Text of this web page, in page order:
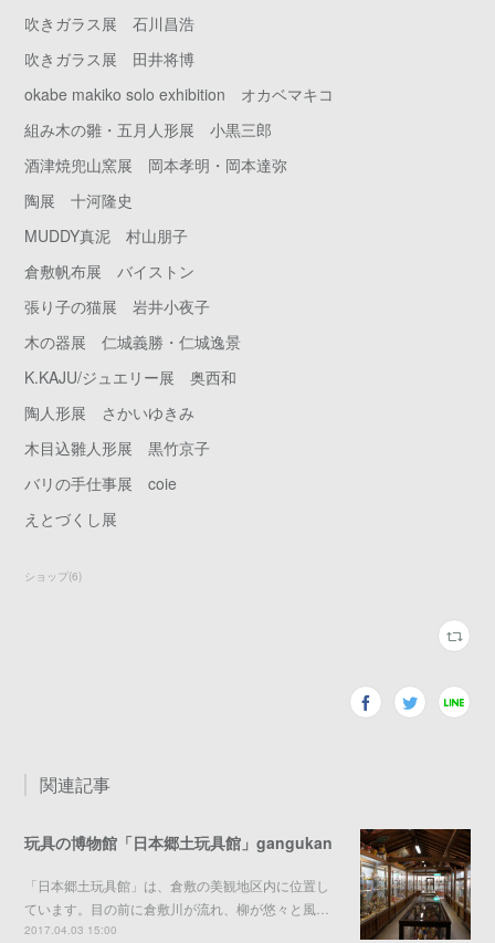
吹きガラス展 石川昌浩
吹きガラス展 田井将博
okabe makiko solo exhibition オカベマキコ
組み木の雛・五月人形展 小黒三郎
酒津焼兜山窯展 岡本孝明・岡本達弥
陶展 十河隆史
MUDDY真泥 村山朋子
倉敷帆布展 バイストン
張り子の猫展 岩井小夜子
木の器展 仁城義勝・仁城逸景
K.KAJU/ジュエリー展 奥西和
陶人形展 さかいゆきみ
木目込雛人形展 黒竹京子
バリの手仕事展 coie
えとづくし展
ショップ(6)
関連記事
玩具の博物館「日本郷土玩具館」gangukan
「日本郷土玩具館」は、倉敷の美観地区内に位置し
ています。目の前に倉敷川が流れ、柳が悠々と風…
2017.04.03 15:00